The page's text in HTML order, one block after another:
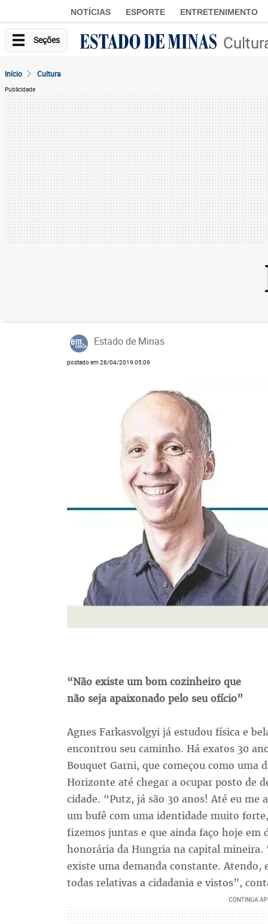
NOTÍCIAS ESPORTE ENTRETENIMENTO
Seções
Início Cultura
Publicidade
Estado de Minas
postado em 28/04/2019 05:09
“Não existe um bom cozinheiro que
não seja apaixonado pelo seu ofício”
Agnes Farkasvolgyi já estudou física e
encontrou seu caminho. Há exatos 30
Bouquet Garni, que começou como uma
Horizonte até chegar a ocupar posto de
cidade. “Putz, já são 30 anos! Até eu me
um bufê com uma identidade muito
fizemos juntas e que ainda faço hoje em
honorária da Hungria na capital mineira.
existe uma demanda constante. Atendo,
todas relativas a cidadania e vistos”,